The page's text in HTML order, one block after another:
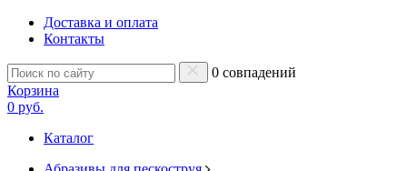
Доставка и оплата
Контакты
0 совпадений
Корзина
0 руб.
Каталог